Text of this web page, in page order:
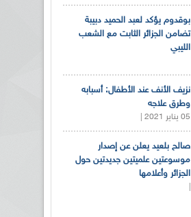
بوقدوم يؤكد لعبد الحميد دبيبة
تضامن الجزائر الثابت مع الشعب
الليبي
نزيف الأنف عند الأطفال: أسبابه
وطرق علاجه
05 يناير 2021 |
صالح بلعيد يعلن عن إصدار
موسوعتين علميتين جديدتين حول
الجزائر وأعلامها